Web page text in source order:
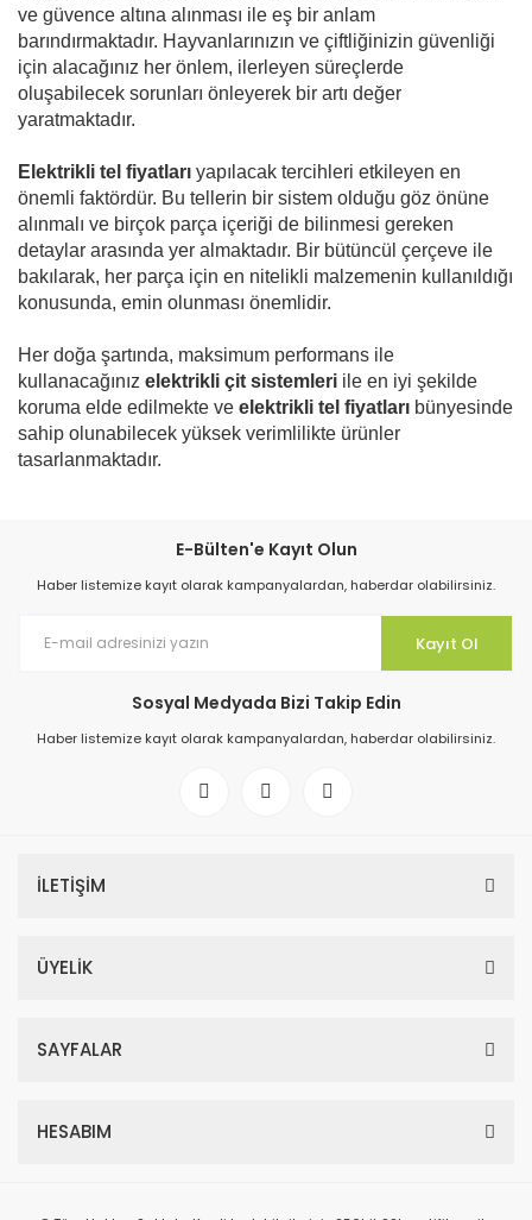
ve güvence altına alınması ile eş bir anlam
barındırmaktadır. Hayvanlarınızın ve çiftliğinizin güvenliği
için alacağınız her önlem, ilerleyen süreçlerde
oluşabilecek sorunları önleyerek bir artı değer
yaratmaktadır.
Elektrikli tel fiyatları yapılacak tercihleri etkileyen en
önemli faktördür. Bu tellerin bir sistem olduğu göz önüne
alınmalı ve birçok parça içeriği de bilinmesi gereken
detaylar arasında yer almaktadır. Bir bütüncül çerçeve ile
bakılarak, her parça için en nitelikli malzemenin kullanıldığı
konusunda, emin olunması önemlidir.
Her doğa şartında, maksimum performans ile
kullanacağınız elektrikli çit sistemleri ile en iyi şekilde
koruma elde edilmekte ve elektrikli tel fiyatları bünyesinde
sahip olunabilecek yüksek verimlilikte ürünler
tasarlanmaktadır.
E-Bülten'e Kayıt Olun
Haber listemize kayıt olarak kampanyalardan, haberdar olabilirsiniz.
Kayıt Ol
Sosyal Medyada Bizi Takip Edin
Haber listemize kayıt olarak kampanyalardan, haberdar olabilirsiniz.
İLETİŞİM
ÜYELİK
SAYFALAR
HESABIM